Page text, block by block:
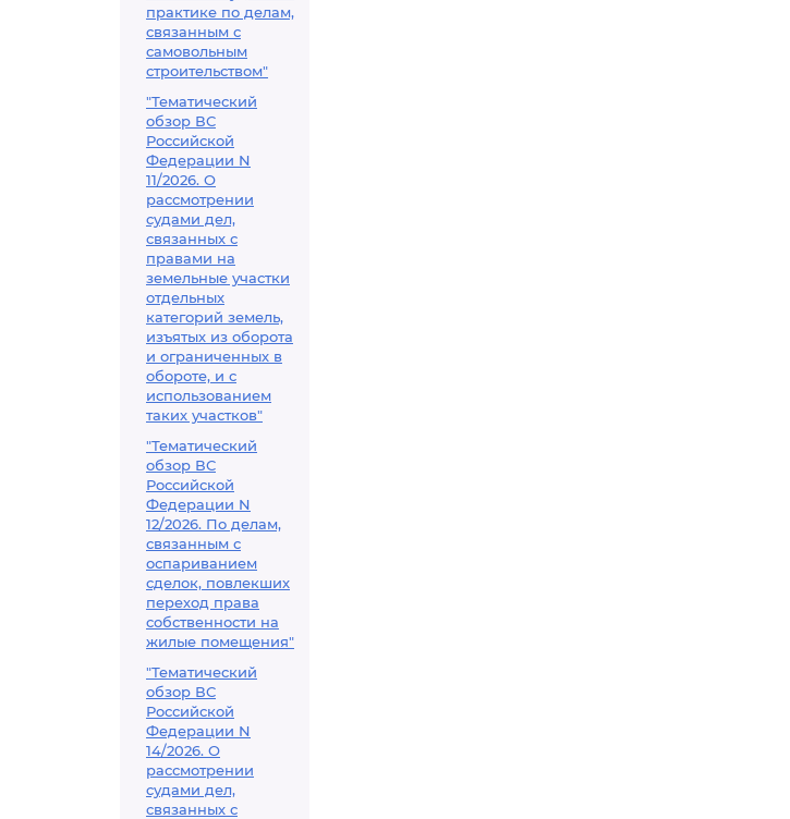
практике по делам,
связанным с
самовольным
строительством"
"Тематический
обзор ВС
Российской
Федерации N
11/2026. О
рассмотрении
судами дел,
связанных с
правами на
земельные участки
отдельных
категорий земель,
изъятых из оборота
и ограниченных в
обороте, и с
использованием
таких участков"
"Тематический
обзор ВС
Российской
Федерации N
12/2026. По делам,
связанным с
оспариванием
сделок, повлекших
переход права
собственности на
жилые помещения"
"Тематический
обзор ВС
Российской
Федерации N
14/2026. О
рассмотрении
судами дел,
связанных с